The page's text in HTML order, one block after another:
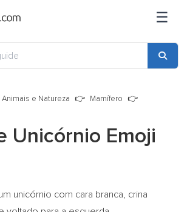
☰
Animais e Natureza
Mamífero
Unicórnio Emoji
unicórnio com cara branca, crina